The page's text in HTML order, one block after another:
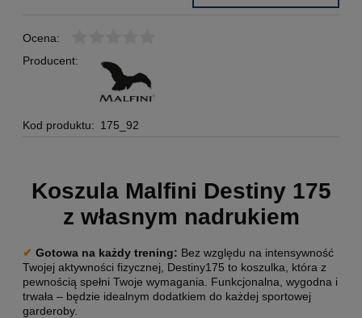
Ocena:
Producent:
Kod produktu: 175_92
Koszula Malfini Destiny 175
z własnym nadrukiem
✔ Gotowa na każdy trening: Bez względu na intensywność
Twojej aktywności fizycznej, Destiny175 to koszulka, która z
pewnością spełni Twoje wymagania. Funkcjonalna, wygodna i
trwała – będzie idealnym dodatkiem do każdej sportowej
garderoby.